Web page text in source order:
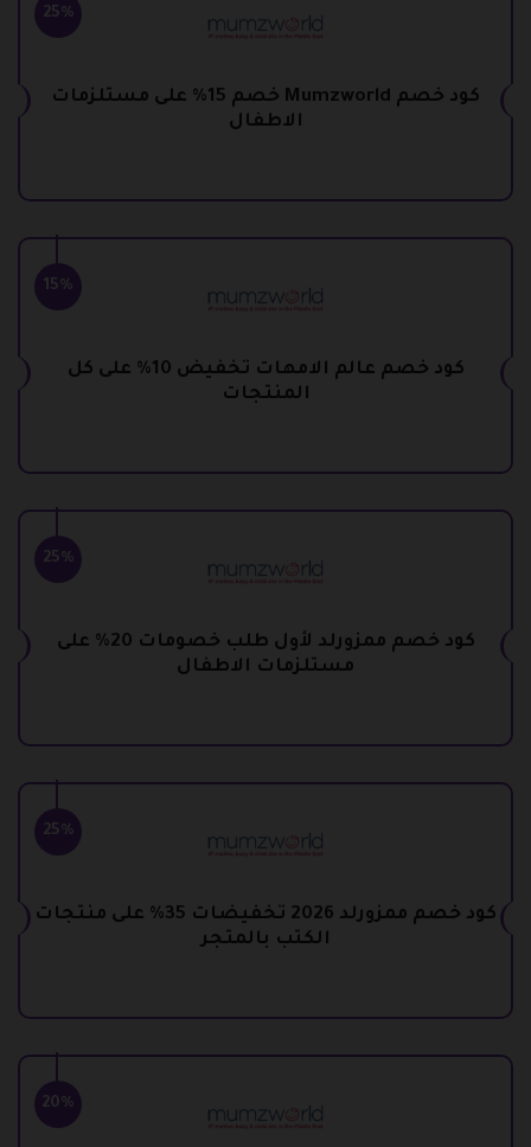
25%
كود خصم Mumzworld خصم 15% على مستلزمات
الاطفال
15%
كود خصم عالم الامهات تخفيض 10% على كل
المنتجات
25%
كود خصم ممزورلد لأول طلب خصومات 20% على
مستلزمات الاطفال
25%
كود خصم ممزورلد 2026 تخفيضات 35% على منتجات
الكتب بالمتجر
20%